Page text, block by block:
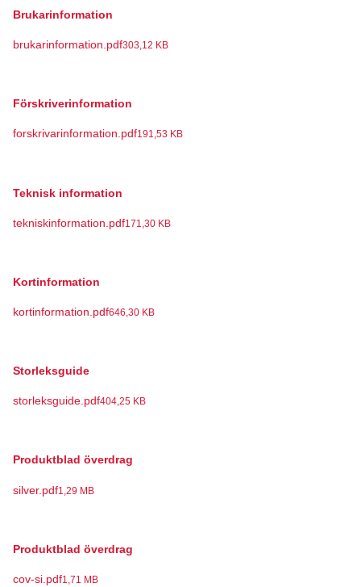
Brukarinformation
brukarinformation.pdf303,12 KB
Förskriverinformation
forskrivarinformation.pdf191,53 KB
Teknisk information
tekniskinformation.pdf171,30 KB
Kortinformation
kortinformation.pdf646,30 KB
Storleksguide
storleksguide.pdf404,25 KB
Produktblad överdrag
silver.pdf1,29 MB
Produktblad överdrag
cov-si.pdf1,71 MB